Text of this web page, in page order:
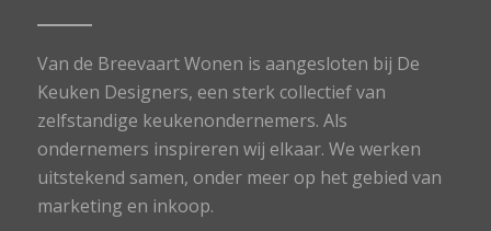
Van de Breevaart Wonen is aangesloten bij De
Keuken Designers, een sterk collectief van
zelfstandige keukenondernemers. Als
ondernemers inspireren wij elkaar. We werken
uitstekend samen, onder meer op het gebied van
marketing en inkoop.